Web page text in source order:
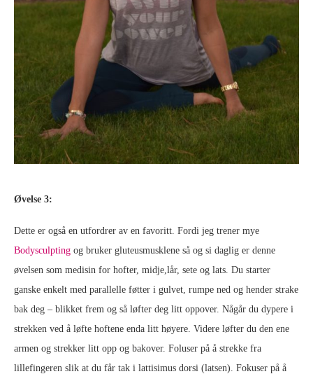
Øvelse 3:
Dette er også en utfordrer av en favoritt. Fordi jeg trener mye
Bodysculpting og bruker gluteusmusklene så og si daglig er denne
øvelsen som medisin for hofter, midje,lår, sete og lats. Du starter
ganske enkelt med parallelle føtter i gulvet, rumpe ned og hender strake
bak deg – blikket frem og så løfter deg litt oppover. Någår du dypere i
strekken ved å løfte hoftene enda litt høyere. Videre løfter du den ene
armen og strekker litt opp og bakover. Foluser på å strekke fra
lillefingeren slik at du får tak i lattisimus dorsi (latsen). Fokuser på å